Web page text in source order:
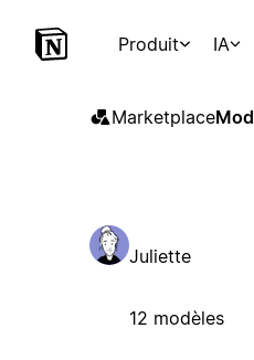
Produit IA
Marketplace
Juliette
12 modèles